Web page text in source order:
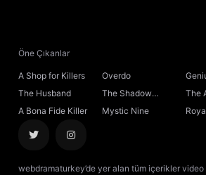
23. Bölüm
24. Bölüm
Öne Çıkanlar
A Shop for Killers Overdo
The Husband
The Shadow
Sovereign
The
the
A Bona Fide Killer Mystic Nine
webdramaturkey’de yer alan tüm içerikler video